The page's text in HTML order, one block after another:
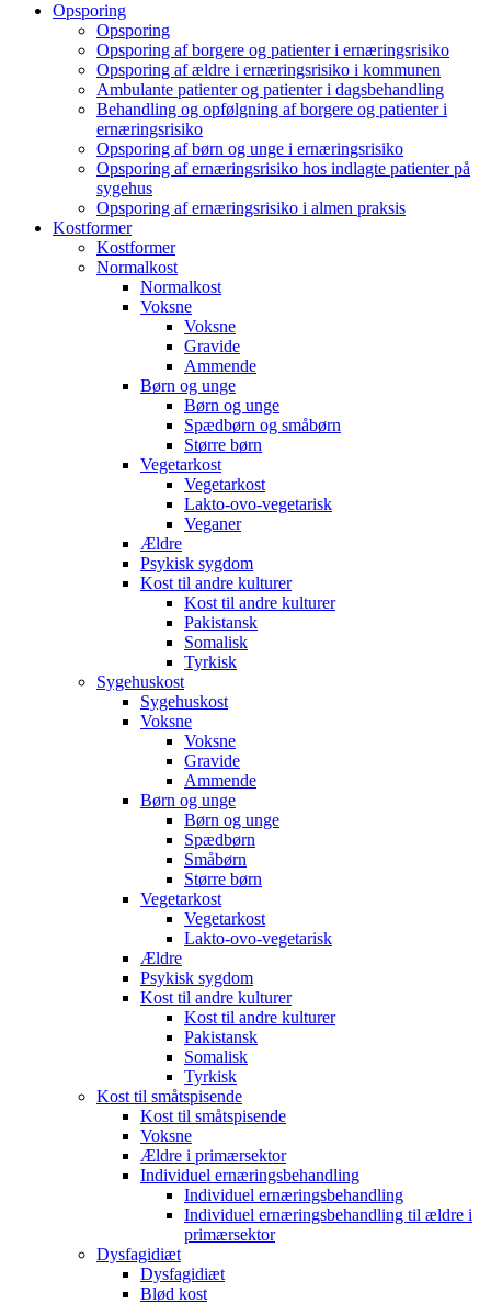
Opsporing
Opsporing
Opsporing af borgere og patienter i ernæringsrisiko
Opsporing af ældre i ernæringsrisiko i kommunen
Ambulante patienter og patienter i dagsbehandling
Behandling og opfølgning af borgere og patienter i
ernæringsrisiko
Opsporing af børn og unge i ernæringsrisiko
Opsporing af ernæringsrisiko hos indlagte patienter på
sygehus
Opsporing af ernæringsrisiko i almen praksis
Kostformer
Kostformer
Normalkost
Normalkost
Voksne
Voksne
Gravide
Ammende
Børn og unge
Børn og unge
Spædbørn og småbørn
Større børn
Vegetarkost
Vegetarkost
Lakto-ovo-vegetarisk
Veganer
Ældre
Psykisk sygdom
Kost til andre kulturer
Kost til andre kulturer
Pakistansk
Somalisk
Tyrkisk
Sygehuskost
Sygehuskost
Voksne
Voksne
Gravide
Ammende
Børn og unge
Børn og unge
Spædbørn
Småbørn
Større børn
Vegetarkost
Vegetarkost
Lakto-ovo-vegetarisk
Ældre
Psykisk sygdom
Kost til andre kulturer
Kost til andre kulturer
Pakistansk
Somalisk
Tyrkisk
Kost til småtspisende
Kost til småtspisende
Voksne
Ældre i primærsektor
Individuel ernæringsbehandling
Individuel ernæringsbehandling
Individuel ernæringsbehandling til ældre i
primærsektor
Dysfagidiæt
Dysfagidiæt
Blød kost